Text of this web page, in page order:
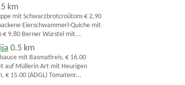
km
mit Schwarzbrotcroûtons € 2,90
Eierschwammerl-Quiche mit
€ 9,80 Berner Würstel mit...
0.5 km
mit Basmatireis, € 16.00
auf Müllerin Art mit Heurigen
€ 15.00 (ADGL) Tomatenr...